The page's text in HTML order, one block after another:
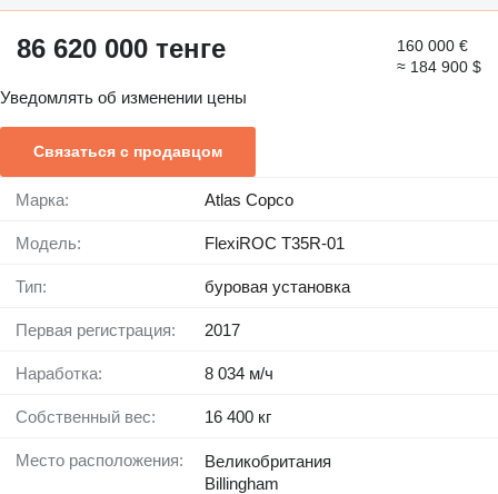
86 620 000 тенге
160 000 €
≈ 184 900 $
Уведомлять об изменении цены
Связаться с продавцом
Марка: Atlas Copco
Модель: FlexiROC T35R-01
Тип: буровая установка
Первая регистрация: 2017
Наработка: 8 034 м/ч
Собственный вес: 16 400 кг
Место расположения:
Великобритания
Billingham